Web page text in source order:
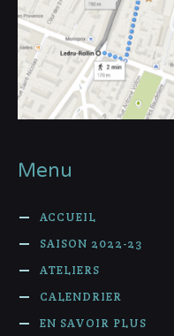
Menu
ACCUEIL
SAISON 2022-23
ATELIERS
CALENDRIER
EN SAVOIR PLUS